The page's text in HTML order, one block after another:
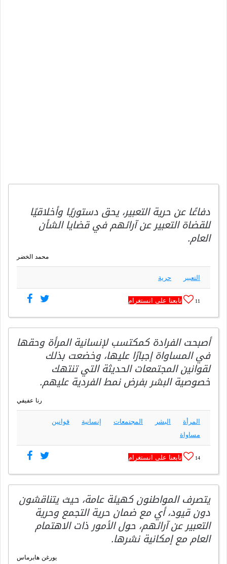
دفاعًا عن حرية التعبير، يحق دستوريًا وأخلاقيًا
للقضاة التعبير عن آرائهم في قضايا الشأن
العام.
محمد الخضر
التعبير حرية
11 تابعنا على انستغرام
أصبحت الفرادة كمكتسب لإنسانية المرأة وحقها
في المساواة إجبارًا عليها، وخضعت بذلك
لقوانين المجتمعات الحديثة التي تنتهك
خصوصية البشر بفرض نمط الفردية عليهم.
رنا عفيفي
المرأة البشر المجتمعات إنسانية
قوانين
مساواة
14 تابعنا على انستغرام
يتصرف المواطنون كهيئة عامة، حيث يتناقشون
دون قيود، أي مع ضمان حرية التجمع وحرية
التعبير عن آرائهم، حول الأمور ذات الاهتمام
العام مع إمكانية نشرها.
يورغن هابرماس